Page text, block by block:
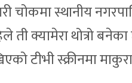
चोकमा स्थानीय
ती क्यामेरा थोत्रो
टीभी स्क्रीनमा